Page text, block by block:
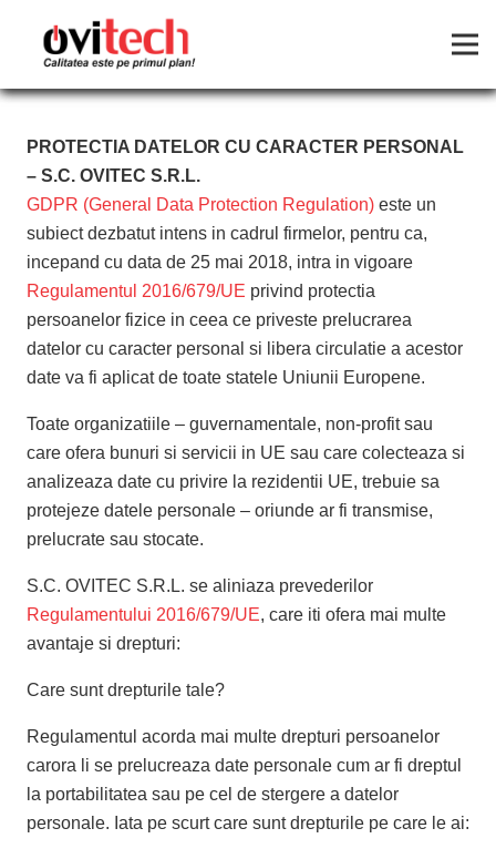
PROTECTIA DATELOR CU CARACTER PERSONAL
– S.C. OVITEC S.R.L.
GDPR (General Data Protection Regulation) este un
subiect dezbatut intens in cadrul firmelor, pentru ca,
incepand cu data de 25 mai 2018, intra in vigoare
Regulamentul 2016/679/UE privind protectia
persoanelor fizice in ceea ce priveste prelucrarea
datelor cu caracter personal si libera circulatie a acestor
date va fi aplicat de toate statele Uniunii Europene.
Toate organizatiile – guvernamentale, non-profit sau
care ofera bunuri si servicii in UE sau care colecteaza si
analizeaza date cu privire la rezidentii UE, trebuie sa
protejeze datele personale – oriunde ar fi transmise,
prelucrate sau stocate.
S.C. OVITEC S.R.L. se aliniaza prevederilor
Regulamentului 2016/679/UE, care iti ofera mai multe
avantaje si drepturi:
Care sunt drepturile tale?
Regulamentul acorda mai multe drepturi persoanelor
carora li se prelucreaza date personale cum ar fi dreptul
la portabilitatea sau pe cel de stergere a datelor
personale. Iata pe scurt care sunt drepturile pe care le ai: